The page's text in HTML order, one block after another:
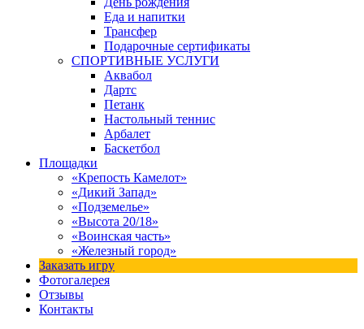
Еда и напитки
Трансфер
Подарочные сертификаты
СПОРТИВНЫЕ УСЛУГИ
Аквабол
Дартс
Петанк
Настольный теннис
Арбалет
Баскетбол
Площадки
«Крепость Камелот»
«Дикий Запад»
«Подземелье»
«Высота 20/18»
«Воинская часть»
«Железный город»
Заказать игру
Фотогалерея
Отзывы
Контакты